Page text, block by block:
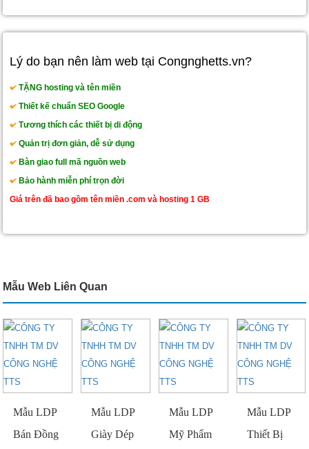
Lý do bạn nên làm web tại Congnghetts.vn?
TẶNG hosting và tên miền
Thiết kế chuẩn SEO Google
Tương thích các thiết bị di động
Quản trị đơn giản, dễ sử dụng
Bàn giao full mã nguồn web
Bảo hành miễn phí trọn đời
Giá trên đã bao gồm tên miền .com và hosting 1 GB
Mẫu Web Liên Quan
Mẫu LDP
Bán Đồng
Mẫu LDP
Giày Dép
Mẫu LDP
Mỹ Phẩm
Mẫu LDP
Thiết Bị